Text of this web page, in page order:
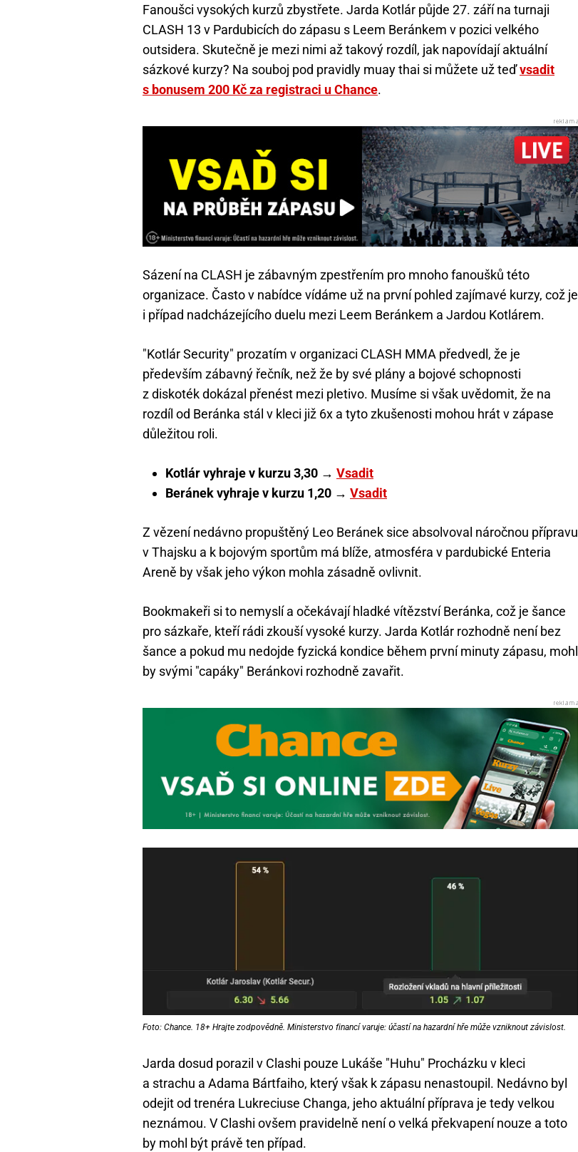
Fanoušci vysokých kurzů zbystřete. Jarda Kotlár půjde 27. září na turnaji
CLASH 13 v Pardubicích do zápasu s Leem Beránkem v pozici velkého
outsidera. Skutečně je mezi nimi až takový rozdíl, jak napovídají aktuální
sázkové kurzy? Na souboj pod pravidly muay thai si můžete už teďvsadit
s bonusem 200 Kč za registraci u Chance.
Sázení na CLASH je zábavným zpestřením pro mnoho fanoušků této
organizace. Často v nabídce vídáme už na první pohled zajímavé kurzy, což je
i případ nadcházejícího duelu mezi Leem Beránkem a Jardou Kotlárem.
"Kotlár Security" prozatím v organizaci CLASH MMA předvedl, že je
především zábavný řečník, než že by své plány a bojové schopnosti
z diskoték dokázal přenést mezi pletivo. Musíme si však uvědomit, že na
rozdíl od Beránka stál v kleci již 6x a tyto zkušenosti mohou hrát v zápase
důležitou roli.
Kotlár vyhraje v kurzu 3,30 → Vsadit
Beránek vyhraje v kurzu 1,20 → Vsadit
Z vězení nedávno propuštěný Leo Beránek sice absolvoval náročnou přípravu
v Thajsku a k bojovým sportům má blíže, atmosféra v pardubické Enteria
Areně by však jeho výkon mohla zásadně ovlivnit.
Bookmakeři si to nemyslí a očekávají hladké vítězství Beránka, což je šance
pro sázkaře, kteří rádi zkouší vysoké kurzy. Jarda Kotlár rozhodně není bez
šance a pokud mu nedojde fyzická kondice během první minuty zápasu, mohl
by svými "capáky" Beránkovi rozhodně zavařit.
Foto: Chance. 18+ Hrajte zodpovědně. Ministerstvo financí varuje: účastí na hazardní hře může vzniknout závislost.
Jarda dosud porazil v Clashi pouze Lukáše "Huhu" Procházku v kleci
a strachu a Adama Bártfaiho, který však k zápasu nenastoupil. Nedávno byl
odejit od trenéra Lukreciuse Changa, jeho aktuální příprava je tedy velkou
neznámou. V Clashi ovšem pravidelně není o velká překvapení nouze a toto
by mohl být právě ten případ.